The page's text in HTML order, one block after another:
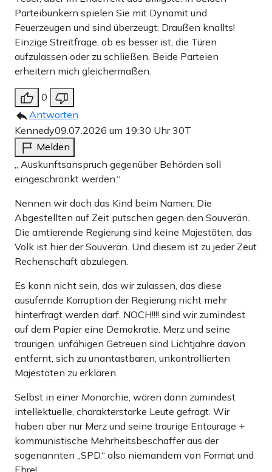
Parteibunkern spielen Sie mit Dynamit und
Feuerzeugen und sind überzeugt: Draußen knallts!
Einzige Streitfrage, ob es besser ist, die Türen
aufzulassen oder zu schließen. Beide Parteien
erheitern mich gleichermaßen.
0
Antworten
Kennedy09.07.2026 um 19:30 Uhr30T
Melden
„ Auskunftsanspruch gegenüber Behörden soll
eingeschränkt werden.“
Nennen wir doch das Kind beim Namen: Die
Abgestellten auf Zeit putschen gegen den Souverän.
Die amtierende Regierung sind keine Majestäten, das
Volk ist hier der Souverän. Und diesem ist zu jeder Zeut
Rechenschaft abzulegen.
Es kann nicht sein, das wir zulassen, das diese
ausufernde Korruption der Regierung nicht mehr
hinterfragt werden darf. NOCH!!!! sind wir zumindest
auf dem Papier eine Demokratie. Merz und seine
traurigen, unfähigen Getreuen sind Lichtjahre davon
entfernt, sich zu unantastbaren, unkontrollierten
Majestäten zu erklären.
Selbst in einer Monarchie, wären dann zumindest
intellektuelle, charakterstarke Leute gefragt. Wir
haben aber nur Merz und seine traurige Entourage +
kommunistische Mehrheitsbeschaffer aus der
sogenannten „SPD.“ also niemandem von Format und
Ehre!